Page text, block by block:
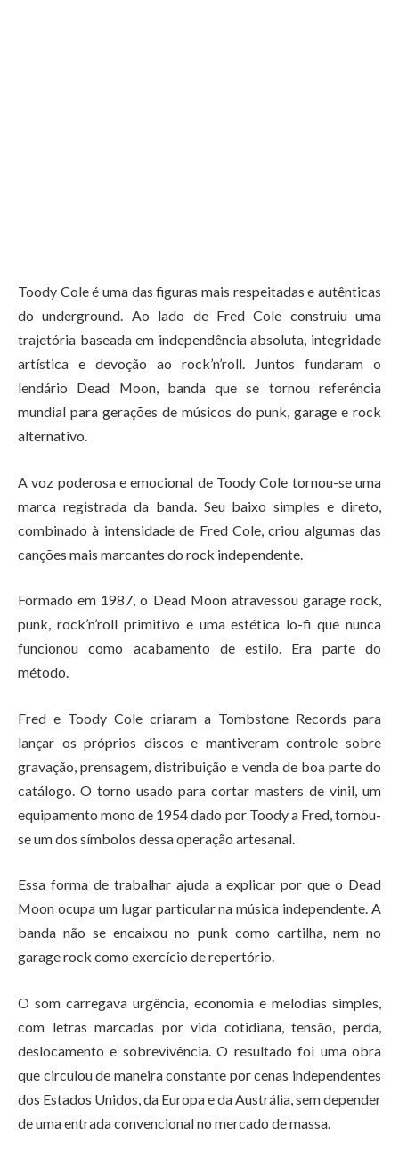
Toody Cole é uma das figuras mais respeitadas e autênticas
do underground. Ao lado de Fred Cole construiu uma
trajetória baseada em independência absoluta, integridade
artística e devoção ao rock’n’roll. Juntos fundaram o
lendário Dead Moon, banda que se tornou referência
mundial para gerações de músicos do punk, garage e rock
alternativo.
A voz poderosa e emocional de Toody Cole tornou-se uma
marca registrada da banda. Seu baixo simples e direto,
combinado à intensidade de Fred Cole, criou algumas das
canções mais marcantes do rock independente.
Formado em 1987, o Dead Moon atravessou garage rock,
punk, rock’n’roll primitivo e uma estética lo-fi que nunca
funcionou como acabamento de estilo. Era parte do
método.
Fred e Toody Cole criaram a Tombstone Records para
lançar os próprios discos e mantiveram controle sobre
gravação, prensagem, distribuição e venda de boa parte do
catálogo. O torno usado para cortar masters de vinil, um
equipamento mono de 1954 dado por Toody a Fred, tornou-
se um dos símbolos dessa operação artesanal.
Essa forma de trabalhar ajuda a explicar por que o Dead
Moon ocupa um lugar particular na música independente. A
banda não se encaixou no punk como cartilha, nem no
garage rock como exercício de repertório.
O som carregava urgência, economia e melodias simples,
com letras marcadas por vida cotidiana, tensão, perda,
deslocamento e sobrevivência. O resultado foi uma obra
que circulou de maneira constante por cenas independentes
dos Estados Unidos, da Europa e da Austrália, sem depender
de uma entrada convencional no mercado de massa.